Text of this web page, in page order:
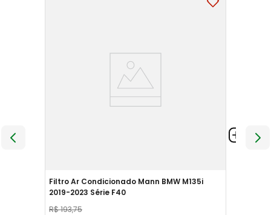
Filtro Ar Condicionado Mann BMW M135i
2019-2023 Série F40
R$193,75